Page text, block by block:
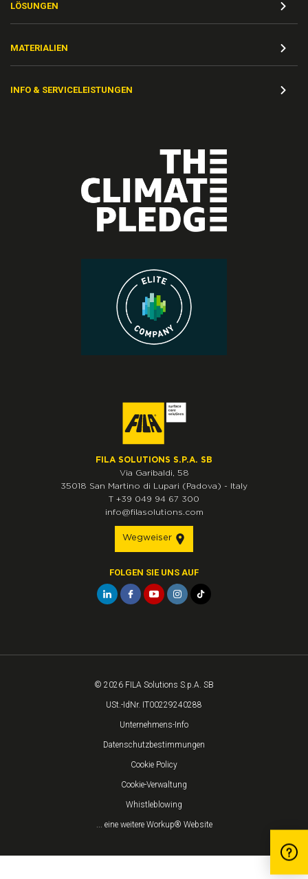
LÖSUNGEN
MATERIALIEN
INFO & SERVICELEISTUNGEN
FILA SOLUTIONS S.P.A. SB
Via Garibaldi, 58
35018 San Martino di Lupari (Padova) - Italy
T +39 049 94 67 300
info@filasolutions.com
Wegweiser
FOLGEN SIE UNS AUF
© 2026 FILA Solutions S.p.A. SB
USt.-IdNr. IT00229240288
Unternehmens-Info
Datenschutzbestimmungen
Cookie Policy
Cookie-Verwaltung
Whistleblowing
... eine weitere Workup® Website